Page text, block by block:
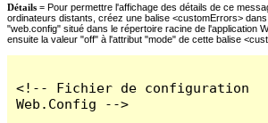
Détails = Pour permettre l'affichage des détails de ce
ordinateurs distants, créez une balise <customErrors>
"web.config" situé dans le répertoire racine de l'application
ensuite la valeur "off" à l'attribut "mode" de cette balise
<!-- Fichier de configuration
Web.Config -->